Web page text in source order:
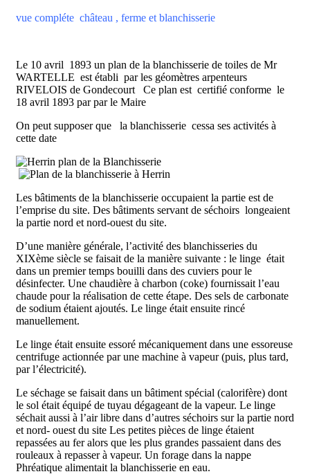
vue compléte château , ferme et blanchisserie
Le 10 avril 1893 un plan de la blanchisserie de toiles de Mr
WARTELLE est établi par les géomètres arpenteurs
RIVELOIS de Gondecourt Ce plan est certifié conforme le
18 avril 1893 par par le Maire
On peut supposer que la blanchisserie cessa ses activités à
cette date
Les bâtiments de la blanchisserie occupaient la partie est de
l’emprise du site. Des bâtiments servant de séchoirs longeaient
la partie nord et nord-ouest du site.
D’une manière générale, l’activité des blanchisseries du
XIXème siècle se faisait de la manière suivante : le linge était
dans un premier temps bouilli dans des cuviers pour le
désinfecter. Une chaudière à charbon (coke) fournissait l’eau
chaude pour la réalisation de cette étape. Des sels de carbonate
de sodium étaient ajoutés. Le linge était ensuite rincé
manuellement.
Le linge était ensuite essoré mécaniquement dans une essoreuse
centrifuge actionnée par une machine à vapeur (puis, plus tard,
par l’électricité).
Le séchage se faisait dans un bâtiment spécial (calorifère) dont
le sol était équipé de tuyau dégageant de la vapeur. Le linge
séchait aussi à l’air libre dans d’autres séchoirs sur la partie nord
et nord- ouest du site Les petites pièces de linge étaient
repassées au fer alors que les plus grandes passaient dans des
rouleaux à repasser à vapeur. Un forage dans la nappe
Phréatique alimentait la blanchisserie en eau.